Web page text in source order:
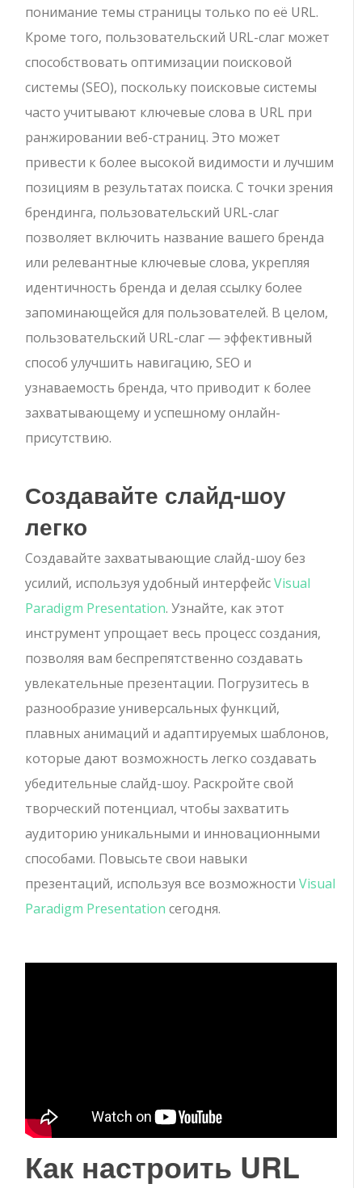
понимание темы страницы только по её URL.
Кроме того, пользовательский URL-слаг может
способствовать оптимизации поисковой
системы (SEO), поскольку поисковые системы
часто учитывают ключевые слова в URL при
ранжировании веб-страниц. Это может
привести к более высокой видимости и лучшим
позициям в результатах поиска. С точки зрения
брендинга, пользовательский URL-слаг
позволяет включить название вашего бренда
или релевантные ключевые слова, укрепляя
идентичность бренда и делая ссылку более
запоминающейся для пользователей. В целом,
пользовательский URL-слаг — эффективный
способ улучшить навигацию, SEO и
узнаваемость бренда, что приводит к более
захватывающему и успешному онлайн-
присутствию.
Создавайте слайд-шоу
легко
Создавайте захватывающие слайд-шоу без
усилий, используя удобный интерфейсVisual
Paradigm Presentation. Узнайте, как этот
инструмент упрощает весь процесс создания,
позволяя вам беспрепятственно создавать
увлекательные презентации. Погрузитесь в
разнообразие универсальных функций,
плавных анимаций и адаптируемых шаблонов,
которые дают возможность легко создавать
убедительные слайд-шоу. Раскройте свой
творческий потенциал, чтобы захватить
аудиторию уникальными и инновационными
способами. Повысьте свои навыки
презентаций, используя все возможностиVisual
Paradigm Presentation сегодня.
Как настроить URL